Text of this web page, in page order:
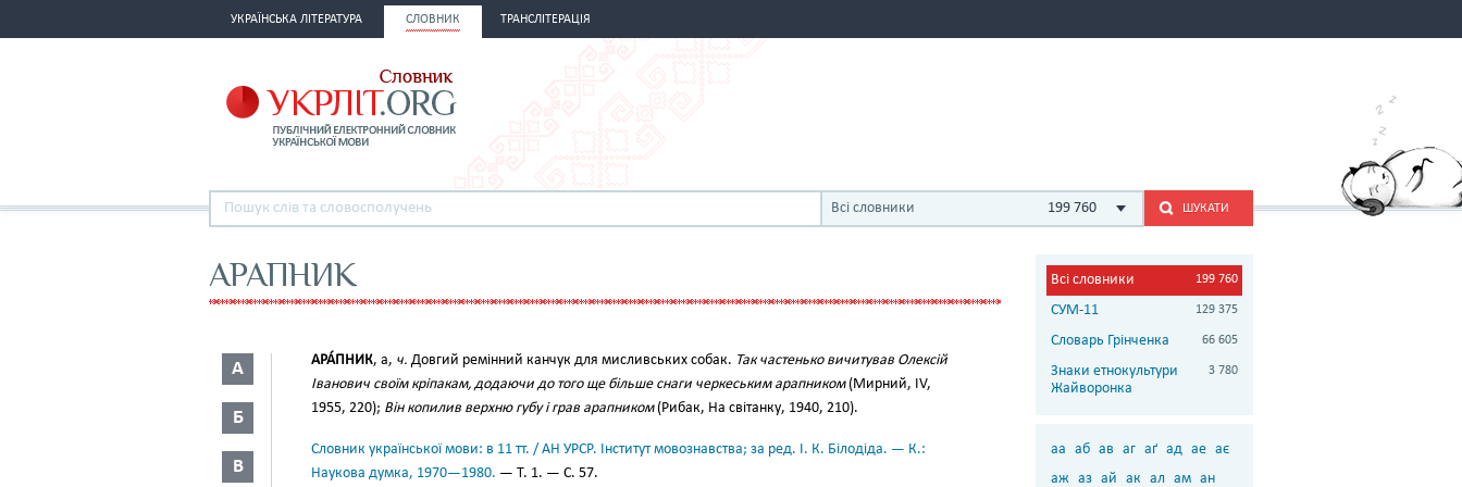
УКРАЇНСЬКА ЛІТЕРАТУРА СЛОВНИК ТРАНСЛІТЕРАЦІЯ
Всі словники 199 760 ШУКАТИ
АРАПНИК
А
Б
В
АРА́ПНИК, а, ч. Довгий ремінний канчук для мисливських собак. Так частенько вичитував Олексій
Іванович своїм кріпакам, додаючи до того ще більше снаги черкеським арапником(Мирний, IV,
1955, 220); Він копилив верхню губу і грав арапником(Рибак, На світанку, 1940, 210).
Словник української мови: в 11 тт. / АН УРСР. Інститут мовознавства; за ред. І. К. Білодіда. — К.:
Наукова думка, 1970—1980. — Т. 1. — С. 57.
Всі словники 199 760
СУМ-11 129 375
Словарь Грінченка 66 605
Знаки етнокультури
Жайворонка
3 780
аа аб ав аг аґ ад ае ає
аж аз ай ак ал ам ан